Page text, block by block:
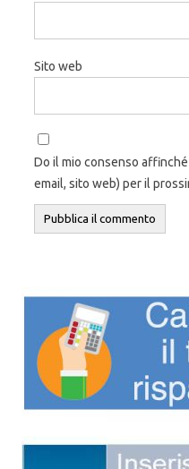
Sito web
Do il mio consenso
email, sito web) per il